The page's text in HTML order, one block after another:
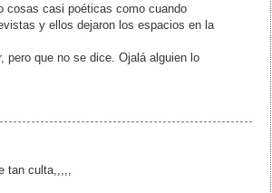
cosas casi poéticas como cuando
y ellos dejaron los espacios en la
pero que no se dice. Ojalá alguien lo
tan culta,,,,,